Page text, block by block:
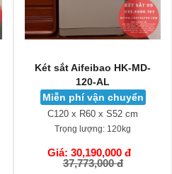
Két sắt Aifeibao HK-A1D-
100-HM
Miễn phí vận chuyển
C100 x R52 x S44 cm
Trọng lượng: 158kg
Giá: 33,490,000 đ
46,723,500 đ
GIỎ HÀNG